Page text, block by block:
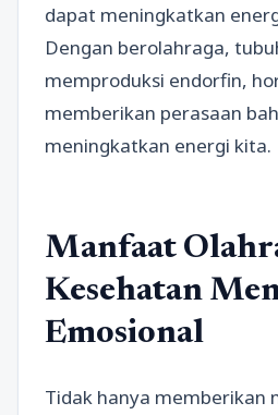
dapat meningkatkan
Dengan berolahraga,
memproduksi endorfin,
memberikan perasaan
meningkatkan energi kita.
Manfaat
Kesehatan
Emosional
Tidak hanya memberikan